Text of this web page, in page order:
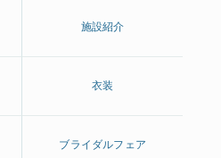
施設紹介
衣装
ブライダルフェア